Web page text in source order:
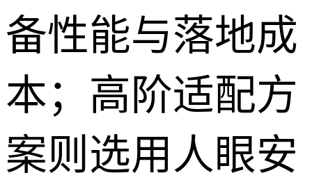
备性能与落地成
本；高阶适配方
案则选用人眼安